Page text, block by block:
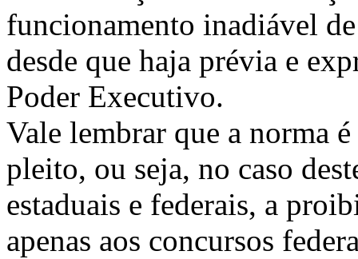
funcionamento inadiável
desde que haja prévia e
Poder Executivo.
Vale lembrar que a norma
pleito, ou seja, no caso
estaduais e federais, a
apenas aos concursos